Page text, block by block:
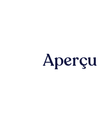
Aperçu